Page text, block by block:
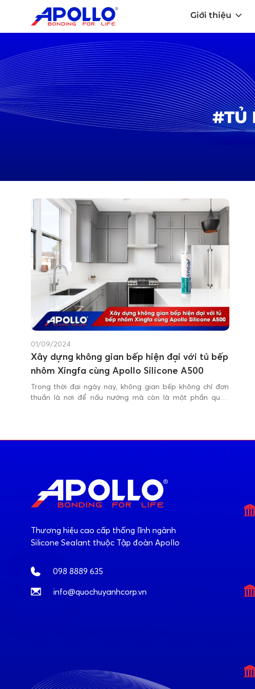
Giới thiệu
#TỦ
01/09/2024
Xây dựng không gian bếp hiện đại với tủ bếp
nhôm Xingfa cùng Apollo Silicone A500
Trong thời đại ngày nay, không gian bếp không chỉ đơn
thuần là nơi để nấu nướng mà còn là một phần quan
Thương hiệu cao cấp thống lĩnh ngành
Silicone Sealant thuộc Tập đoàn Apollo
098 8889 635
info@quochuyanhcorp.vn